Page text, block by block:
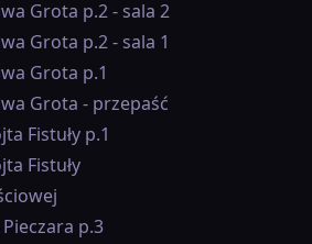
Grota p.2 - sala 2
Grota p.2 - sala 1
Grota p.1
Grota - przepaść
Fistuły p.1
Fistuły
p.3